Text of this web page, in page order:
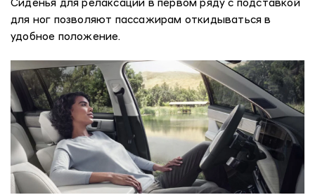
Сиденья для релаксации в первом ряду с подставкой
для ног позволяют пассажирам откидываться в
удобное положение.